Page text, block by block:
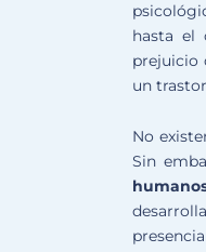
hasta el
prejuicio
un
No
Sin